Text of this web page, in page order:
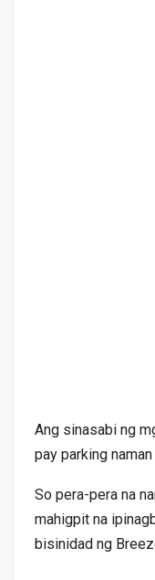
Ang sinasabi ng
pay parking
So pera-pera na
mahigpit na
bisinidad ng